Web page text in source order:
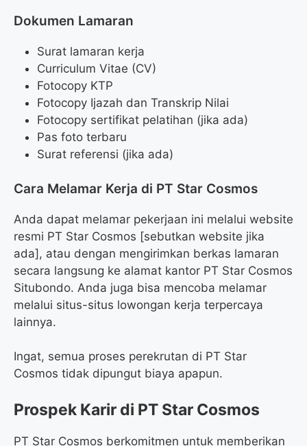
Dokumen Lamaran
Surat lamaran kerja
Curriculum Vitae (CV)
Fotocopy KTP
Fotocopy Ijazah dan Transkrip Nilai
Fotocopy sertifikat pelatihan (jika ada)
Pas foto terbaru
Surat referensi (jika ada)
Cara Melamar Kerja di PT Star Cosmos
Anda dapat melamar pekerjaan ini melalui website
resmi PT Star Cosmos [sebutkan website jika
ada], atau dengan mengirimkan berkas lamaran
secara langsung ke alamat kantor PT Star Cosmos
Situbondo. Anda juga bisa mencoba melamar
melalui situs-situs lowongan kerja terpercaya
lainnya.
Ingat, semua proses perekrutan di PT Star
Cosmos tidak dipungut biaya apapun.
Prospek Karir di PT Star Cosmos
PT Star Cosmos berkomitmen untuk memberikan